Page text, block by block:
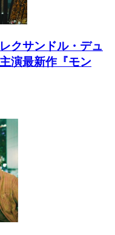
クサンドル・デュ
演最新作『モン